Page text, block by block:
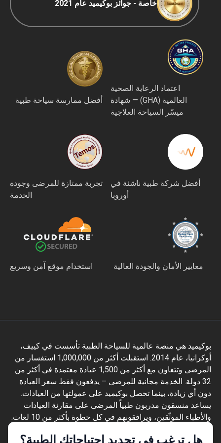
هل ترغب في تحديد احتياجاتك الطبية؟
خاصة - جوائز بوكيميد عام 2021
اعتماد الرعاية الصحية
العالمية (GHA) — شهادة
ميسّر السياحة العلاجية
أفضل ممارسة سياحة طبية
أفضل شركة طبية ناشئة في
أوروبا
تجربة ممتازة للمرضى وجودة
الخدمة
معايير الأمان والجودة العالية استخدام موقع آمن وسريع
بوكيميد هي منصة عالمية للسياحة الطبية تأسست في كييف،
أوكرانيا، عام 2014. استقبلت أكثر من 1,000,000 استفسار من
المرضى وتتعاون مع أكثر من 1,500 عيادة معتمدة في أكثر من
32 دولة. الخدمة مجانية للمرضى – يدفعون فقط سعر العيادة
دون أي زيادة، بينما تحصل بوكيميد على عمولتها من العيادات.
يساعد منسقون مدربون طبياً المرضى على مقارنة العيادات
والأطباء الموثّقين، ويرافقونهم في كل خطوة بأكثر من 10 لغات.
معتمدة سابقاً من Temos (2024–2025). تقييمها 4.6 على